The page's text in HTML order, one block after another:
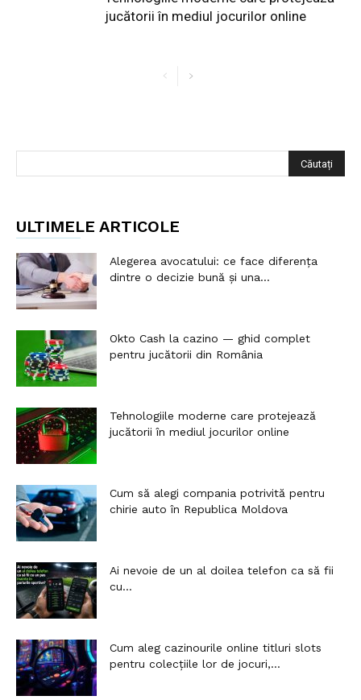
jucătorii în mediul jocurilor online
ULTIMELE ARTICOLE
Alegerea avocatului: ce face diferența
dintre o decizie bună și una...
Okto Cash la cazino — ghid complet
pentru jucătorii din România
Tehnologiile moderne care protejează
jucătorii în mediul jocurilor online
Cum să alegi compania potrivită pentru
chirie auto în Republica Moldova
Ai nevoie de un al doilea telefon ca să fii
cu...
Cum aleg cazinourile online titluri slots
pentru colecțiile lor de jocuri,...